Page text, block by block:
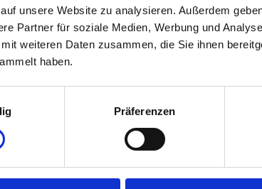
unsere Website zu analysieren. Außerdem
Partner für soziale Medien, Werbung und
weiteren Daten zusammen, die Sie ihnen
haben.
Präferenzen